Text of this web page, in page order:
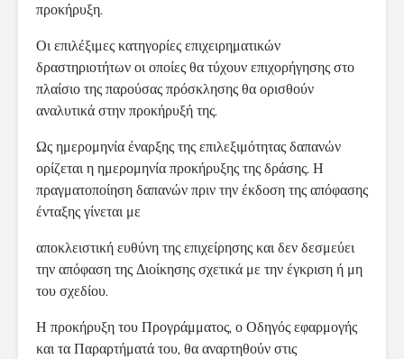
προκήρυξη.
Οι επιλέξιμες κατηγορίες επιχειρηματικών
δραστηριοτήτων οι οποίες θα τύχουν επιχορήγησης στο
πλαίσιο της παρούσας πρόσκλησης θα ορισθούν
αναλυτικά στην προκήρυξή της.
Ως ημερομηνία έναρξης της επιλεξιμότητας δαπανών
ορίζεται η ημερομηνία προκήρυξης της δράσης. Η
πραγματοποίηση δαπανών πριν την έκδοση της απόφασης
ένταξης γίνεται με
αποκλειστική ευθύνη της επιχείρησης και δεν δεσμεύει
την απόφαση της Διοίκησης σχετικά με την έγκριση ή μη
του σχεδίου.
Η προκήρυξη του Προγράμματος, ο Οδηγός εφαρμογής
και τα Παραρτήματά του, θα αναρτηθούν στις